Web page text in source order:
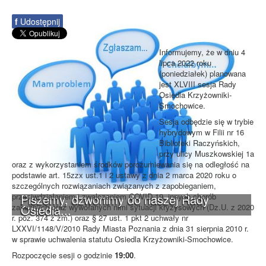
Piszemy, dzwonimy do naszej Rady
Osiedla...
f Udostępnij
Informujemy, że w dniu 4
lipca 2022 roku
(poniedziałek) planowana
jest XLVIII sesja Rady
Osiedla Krzyżowniki-
Smochowice.
Sesja odbędzie się w trybie
hybrydowym w Filii nr 16
Biblioteki Raczyńskich,
przy ulicy Muszkowskiej 1a
oraz z wykorzystaniem środków porozumiewania się na odległość na
podstawie art. 15zzx ust.1 i 2 ustawy z dnia 2 marca 2020 roku o
szczególnych rozwiązaniach związanych z zapobieganiem,
przeciwdziałaniem i zwalczaniem COVID-19, innych chorób
zakaźnych oraz wywołanych nimi sytuacji kryzysowych (Dz.U. z 2020
r. poz. 374 z zm.) oraz § 27 ust. 1 pkt 2 uchwały nr
LXXVI/1148/V/2010 Rady Miasta Poznania z dnia 31 sierpnia 2010 r.
w sprawie uchwalenia statutu Osiedla Krzyżowniki-Smochowice.
Rozpoczęcie sesji o godzinie 19:00.